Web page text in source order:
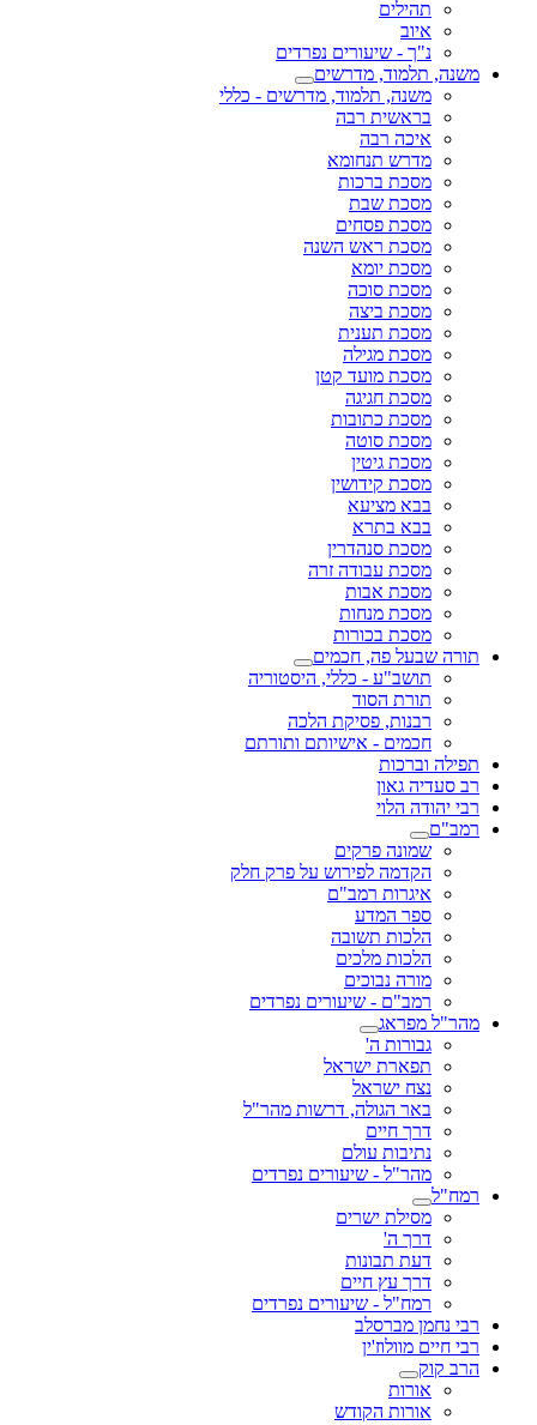
תהילים
איוב
נ"ך - שיעורים נפרדים
משנה, תלמוד, מדרשים
משנה, תלמוד, מדרשים - כללי
בראשית רבה
איכה רבה
מדרש תנחומא
מסכת ברכות
מסכת שבת
מסכת פסחים
מסכת ראש השנה
מסכת יומא
מסכת סוכה
מסכת ביצה
מסכת תענית
מסכת מגילה
מסכת מועד קטן
מסכת חגיגה
מסכת כתובות
מסכת סוטה
מסכת גיטין
מסכת קידושין
בבא מציעא
בבא בתרא
מסכת סנהדרין
מסכת עבודה זרה
מסכת אבות
מסכת מנחות
מסכת בכורות
תורה שבעל פה, חכמים
תושב"ע - כללי, היסטוריה
תורת הסוד
רבנות, פסיקת הלכה
חכמים - אישיותם ותורתם
תפילה וברכות
רב סעדיה גאון
רבי יהודה הלוי
רמב"ם
שמונה פרקים
הקדמה לפירוש על פרק חלק
איגרות רמב"ם
ספר המדע
הלכות תשובה
הלכות מלכים
מורה נבוכים
רמב"ם - שיעורים נפרדים
מהר"ל מפראג
גבורות ה'
תפארת ישראל
נצח ישראל
באר הגולה, דרשות מהר"ל
דרך חיים
נתיבות עולם
מהר"ל - שיעורים נפרדים
רמח"ל
מסילת ישרים
דרך ה'
דעת תבונות
דרך עץ חיים
רמח"ל - שיעורים נפרדים
רבי נחמן מברסלב
רבי חיים מוולוז'ין
הרב קוק
אורות
אורות הקודש